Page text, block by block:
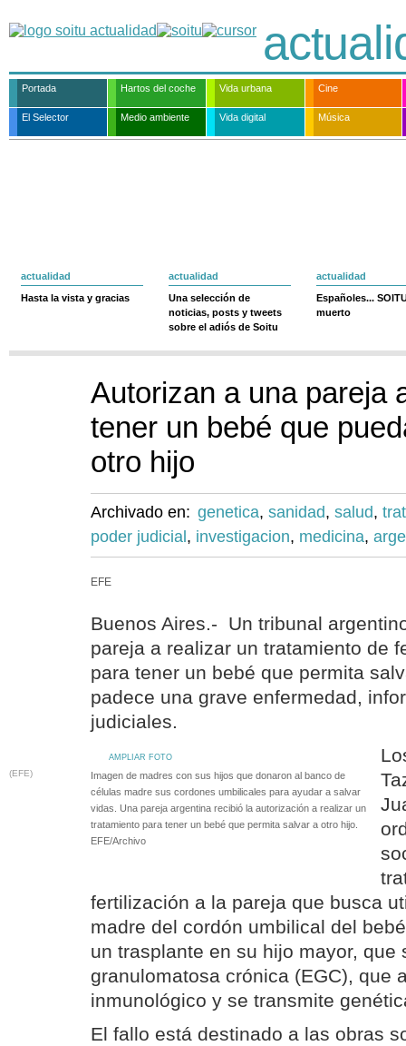
Portada Hartos del coche Vida urbana Cine
El Selector Medio ambiente Vida digital Música
actualidad
Hasta la vista y gracias
actualidad
Una selección de
noticias, posts y tweets
sobre el adiós de Soitu
actualidad
Españoles...
muerto
Autorizan a una pareja
tener un bebé que
otro hijo
Archivado en: genetica, sanidad, salud,
poder judicial , investigacion, medicina,
EFE
Buenos Aires.- Un tribunal
pareja a realizar un tratamiento de
para tener un bebé que permita
padece una grave enfermedad,
judiciales.
AMPLIAR FOTO
(EFE)
Imagen de madres con sus hijos que donaron al banco de
células madre sus cordones umbilicales para ayudar a salvar
vidas. Una pareja argentina recibió la autorización a realizar un
tratamiento para tener un bebé que permita salvar a otro hijo.
EFE/Archivo
fertilización a la pareja que busca
madre del cordón umbilical del
un trasplante en su hijo mayor, que
granulomatosa crónica (EGC), que
inmunológico y se transmite
El fallo está destinado a las obras